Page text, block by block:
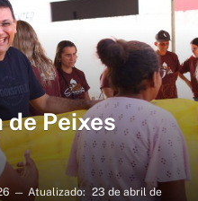
Peixes
Atualizado: 23 de abril de